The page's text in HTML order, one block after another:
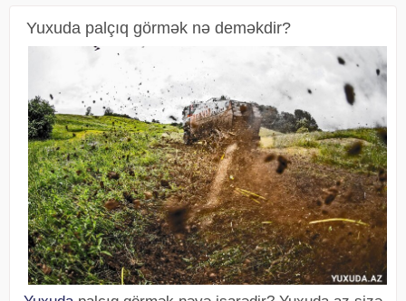
Yuxuda palçıq görmək nə deməkdir?